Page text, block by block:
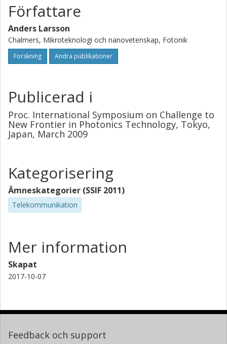
Författare
Anders Larsson
Chalmers, Mikroteknologi och nanovetenskap, Fotonik
Forskning Andra publikationer
Publicerad i
Proc. International Symposium on Challenge to
New Frontier in Photonics Technology, Tokyo,
Japan, March 2009
Kategorisering
Ämneskategorier (SSIF 2011)
Telekommunikation
Mer information
Skapat
2017-10-07
Feedback och support